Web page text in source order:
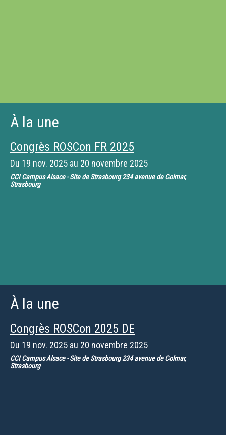
À la une
Congrès ROSCon FR 2025
Du 19 nov. 2025 au 20 novembre 2025
CCI Campus Alsace - Site de Strasbourg 234 avenue de Colmar,
Strasbourg
À la une
Congrès ROSCon 2025 DE
Du 19 nov. 2025 au 20 novembre 2025
CCI Campus Alsace - Site de Strasbourg 234 avenue de Colmar,
Strasbourg